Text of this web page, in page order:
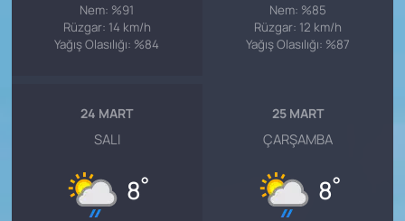
Nem: %91
Rüzgar: 14 km/h
Yağış Olasılığı: %84
Nem: %85
Rüzgar: 12 km/h
Yağış Olasılığı: %87
24 MART
SALI
8°
25 MART
ÇARŞAMBA
8°